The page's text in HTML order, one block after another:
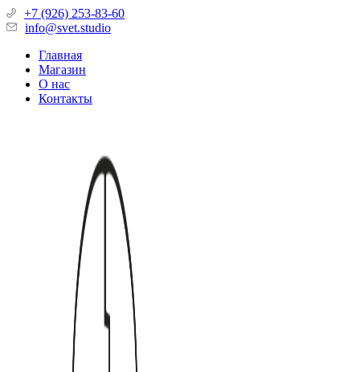
+7 (926) 253-83-60
info@svet.studio
Главная
Магазин
О нас
Контакты